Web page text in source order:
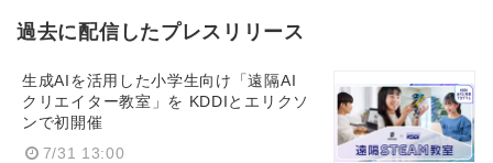
過去に配信したプレスリリース
生成AIを活用した小学生向け「遠隔AI
クリエイター教室」を KDDIとエリクソ
ンで初開催
7/31 13:00